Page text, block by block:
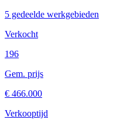
5 gedeelde werkgebieden
Verkocht
196
Gem. prijs
€ 466.000
Verkooptijd